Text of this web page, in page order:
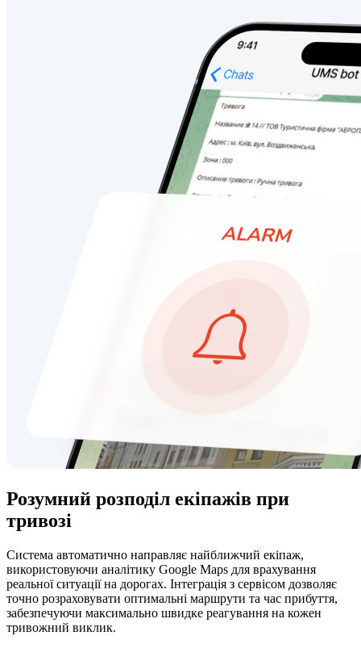
Розумний розподіл екіпажів при
тривозі
Система автоматично направляє найближчий екіпаж,
використовуючи аналітику Google Maps для врахування
реальної ситуації на дорогах. Інтеграція з сервісом дозволяє
точно розраховувати оптимальні маршрути та час прибуття,
забезпечуючи максимально швидке реагування на кожен
тривожний виклик.